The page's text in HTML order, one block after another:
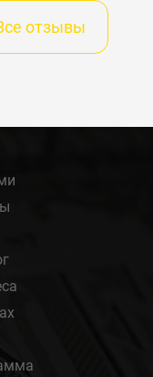
отзывы